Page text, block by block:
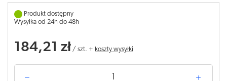
Produkt dostępny
Wysyłka od 24h do 48h
184,21 zł / szt. + koszty wysyłki